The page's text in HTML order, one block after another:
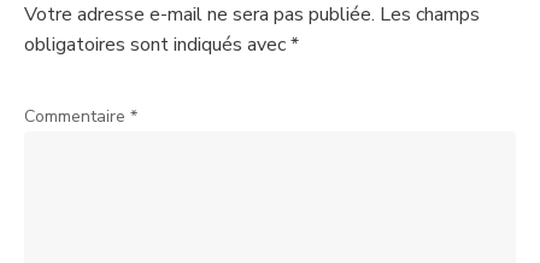
Votre adresse e-mail ne sera pas publiée. Les champs
obligatoires sont indiqués avec*
Commentaire *